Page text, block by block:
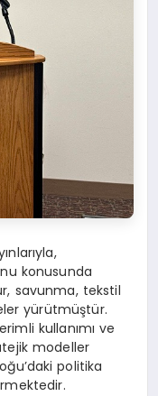
konusunda
savunma, tekstil
yürütmüştür.
kullanımı ve
modeller
politika